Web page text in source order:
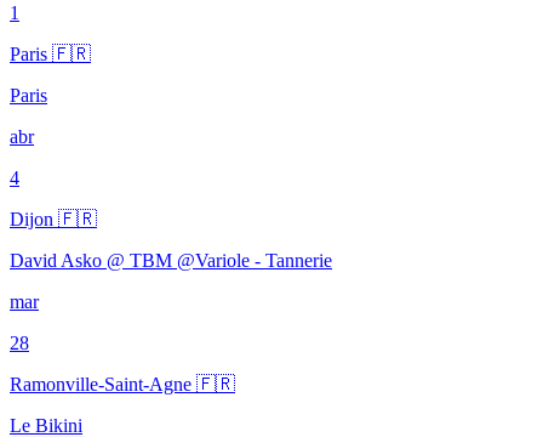
1
Paris 🇫🇷
Paris
abr
4
Dijon 🇫🇷
David Asko @ TBM @Variole - Tannerie
mar
28
Ramonville-Saint-Agne 🇫🇷
Le Bikini